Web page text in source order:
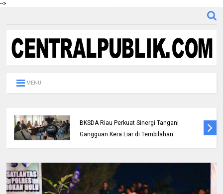
-->
MENU
BKSDA Riau Perkuat Sinergi Tangani
Gangguan Kera Liar di Tembilahan